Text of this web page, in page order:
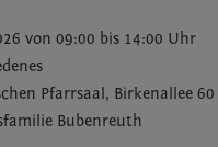
von 09:00 bis 14:00 Uhr
Pfarrsaal, Birkenallee 60
Bubenreuth